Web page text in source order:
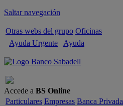
Saltar navegación
Otras webs del grupo Oficinas
Ayuda Urgente
Ayuda
Accede a BS Online
Particulares Empresas Banca Privada